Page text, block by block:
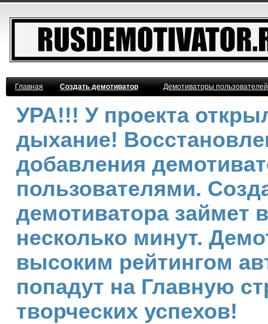
Главная Создать демотиватор Демотиваторы
УРА!!! У проекта
дыхание!
добавления
пользователями.
демотиватора займет
несколько минут.
высоким рейтингом
попадут на Главную
творческих успехов!